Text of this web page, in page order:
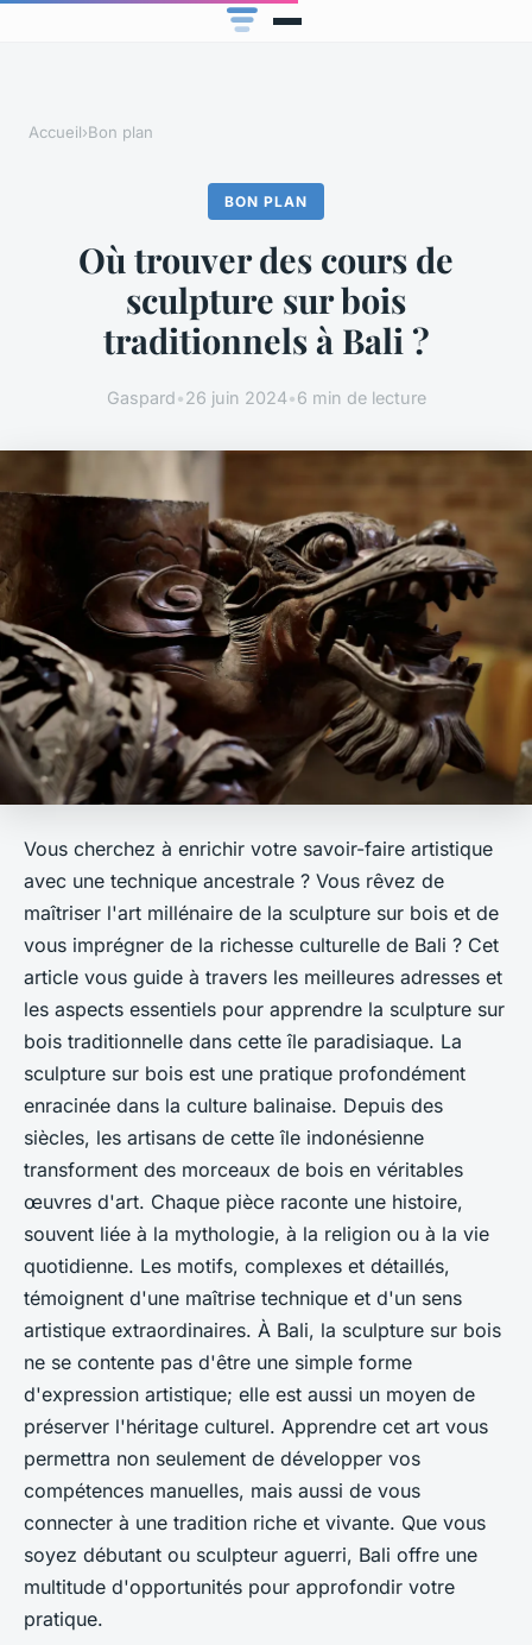
Accueil›Bon plan
BON PLAN
Où trouver des cours de
sculpture sur bois
traditionnels à Bali ?
Gaspard•26 juin 2024•6 min de lecture
Vous cherchez à enrichir votre savoir-faire artistique
avec une technique ancestrale ? Vous rêvez de
maîtriser l'art millénaire de la sculpture sur bois et de
vous imprégner de la richesse culturelle de Bali ? Cet
article vous guide à travers les meilleures adresses et
les aspects essentiels pour apprendre la sculpture sur
bois traditionnelle dans cette île paradisiaque. La
sculpture sur bois est une pratique profondément
enracinée dans la culture balinaise. Depuis des
siècles, les artisans de cette île indonésienne
transforment des morceaux de bois en véritables
œuvres d'art. Chaque pièce raconte une histoire,
souvent liée à la mythologie, à la religion ou à la vie
quotidienne. Les motifs, complexes et détaillés,
témoignent d'une maîtrise technique et d'un sens
artistique extraordinaires. À Bali, la sculpture sur bois
ne se contente pas d'être une simple forme
d'expression artistique; elle est aussi un moyen de
préserver l'héritage culturel. Apprendre cet art vous
permettra non seulement de développer vos
compétences manuelles, mais aussi de vous
connecter à une tradition riche et vivante. Que vous
soyez débutant ou sculpteur aguerri, Bali offre une
multitude d'opportunités pour approfondir votre
pratique.